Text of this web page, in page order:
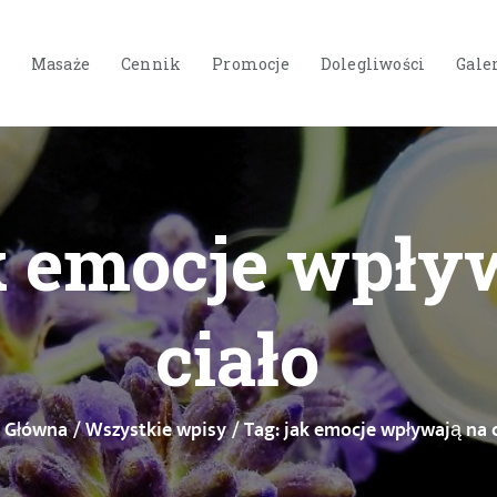
Masaże Cennik Promocje Dolegliwości
emocje
ciało
Wszystkie wpisy Tag: jak emocje wpływają na
O NAS
USŁUGI
CENNIK
PROMOCJE
DOLEGLIWOŚCI
GALERIA
BLOG
KONTAKT